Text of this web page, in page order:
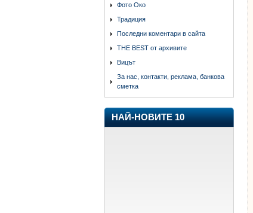
Фото Око
Традиция
Последни коментари в сайта
THE BEST от архивите
Вицът
За нас, контакти, реклама, банкова
сметка
НАЙ-НОВИТЕ 10